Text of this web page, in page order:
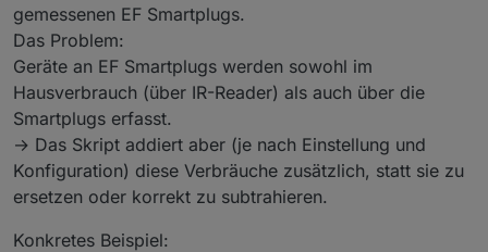
gemessenen EF Smartplugs.
Das Problem:
Geräte an EF Smartplugs werden sowohl im
Hausverbrauch (über IR-Reader) als auch über die
Smartplugs erfasst.
→ Das Skript addiert aber (je nach Einstellung und
Konfiguration) diese Verbräuche zusätzlich, statt sie zu
ersetzen oder korrekt zu subtrahieren.
Konkretes Beispiel: